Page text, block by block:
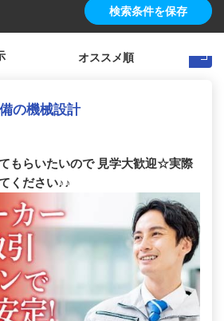
検索条件を保存
の機械設計
もらいたいので 見学大歓迎☆実際
ください♪♪